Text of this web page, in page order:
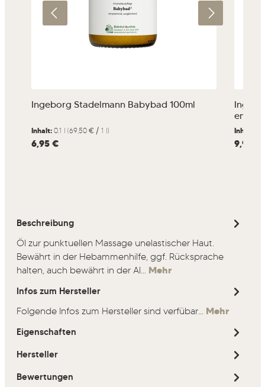
Ingeborg Stadelmann Babybad 100ml
Inhalt: 0.1 l (69,50 € / 1 l)
Regulärer Preis:
6,95 €
Inhalt:
9,90 €
Beschreibung
Öl zur punktuellen Massage unelastischer Haut.
Bewährt in der Hebammenhilfe, ggf. Rücksprache
halten, auch bewährt in der Al… Mehr
Infos zum Hersteller
Folgende Infos zum Hersteller sind verfübar... Mehr
Eigenschaften
Hersteller
Bewertungen